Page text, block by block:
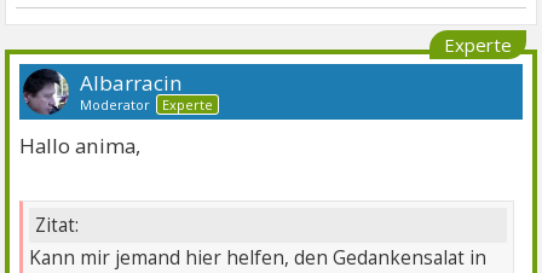
Experte
Albarracin
Moderator Experte
Hallo anima,
Zitat:
Kann mir jemand hier helfen, den Gedankensalat in